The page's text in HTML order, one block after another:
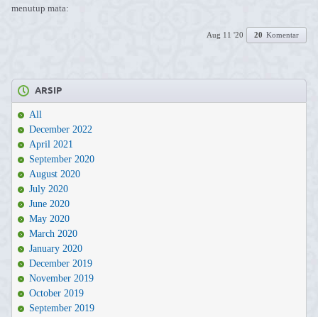
menutup mata:
Aug 11 '20 20 Komentar
ARSIP
All
December 2022
April 2021
September 2020
August 2020
July 2020
June 2020
May 2020
March 2020
January 2020
December 2019
November 2019
October 2019
September 2019